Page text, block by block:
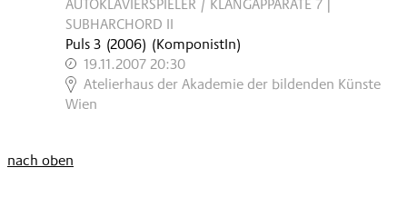
SUBHARCHORD II
Puls 3 (2006) (KomponistIn)
19.11.2007 20:30
,
Atelierhaus der Akademie der bildenden Künste
Wien
nach oben